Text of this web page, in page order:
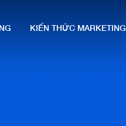
KIẾN THỨC MARKETING